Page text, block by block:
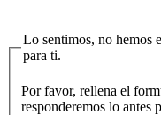
Lo sentimos, no hemos
para ti.
Por favor, rellena el
responderemos lo antes